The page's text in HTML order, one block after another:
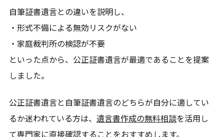
自筆証書遺言との違いを説明し、
・形式不備による無効リスクがない
・家庭裁判所の検認が不要
といった点から、公正証書遺言が最適であることを提案
しました。
公正証書遺言と自筆証書遺言のどちらが自分に適してい
るか迷われている方は、 遺言書作成の無料相談を活用し
て専門家に直接確認することをおすすめします。